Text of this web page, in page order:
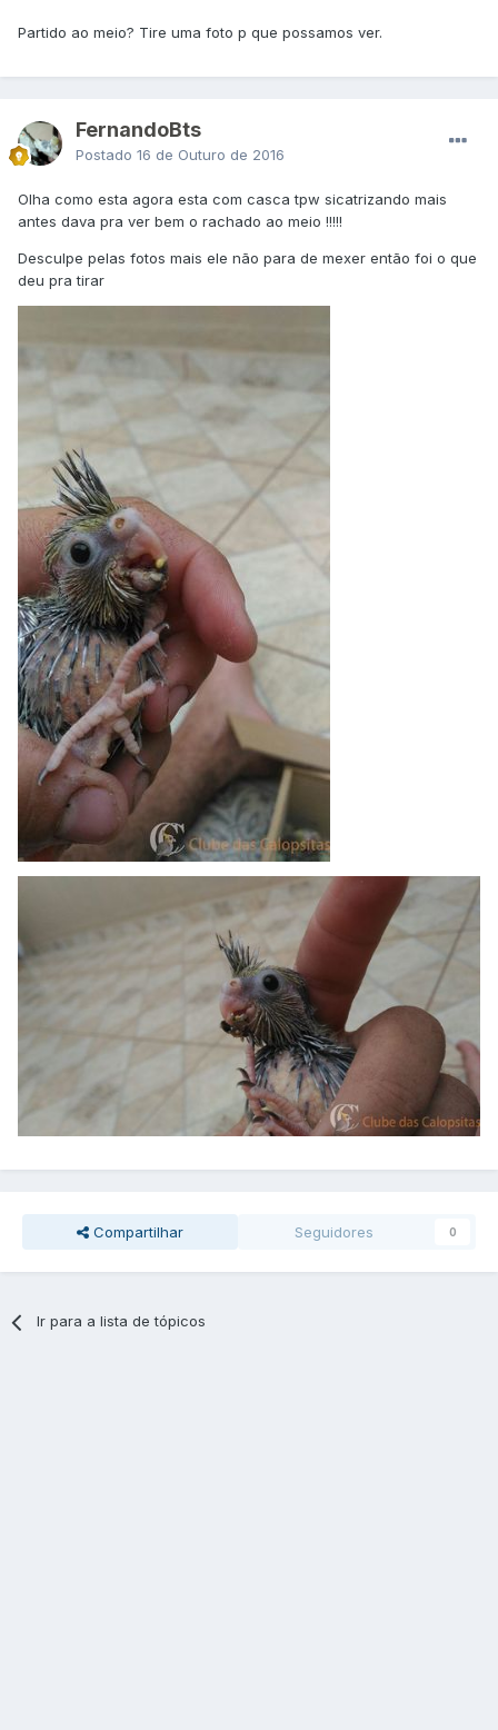
Partido ao meio? Tire uma foto p que possamos ver.
FernandoBts
Postado 16 de Outuro de 2016
Olha como esta agora esta com casca tpw sicatrizando mais
antes dava pra ver bem o rachado ao meio !!!!!
Desculpe pelas fotos mais ele não para de mexer então foi o que
deu pra tirar
Compartilhar Seguidores 0
Ir para a lista de tópicos